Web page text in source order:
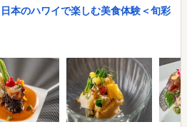
本のハワイで楽しむ美食体験＜旬彩